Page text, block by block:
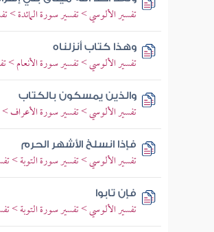
تفسير الألوسي > تفسير سورة المائدة >
وهذا كتاب أنزلناه
تفسير الألوسي > تفسير سورة الأنعام >
والذين يمسكون بالكتاب
تفسير الألوسي > تفسير سورة الأعراف
فإذا انسلخ الأشهر الحرم
تفسير الألوسي > تفسير سورة التوبة >
فإن تابوا
تفسير الألوسي > تفسير سورة التوبة >